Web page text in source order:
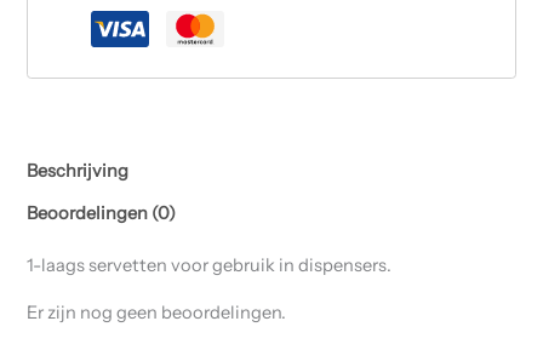
Beschrijving
Beoordelingen (0)
1-laags servetten voor gebruik in dispensers.
Er zijn nog geen beoordelingen.